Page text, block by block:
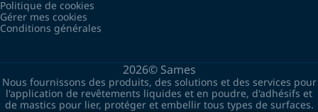
Politique de cookies
Gérer mes cookies
Conditions générales
2026© Sames
Nous fournissons des produits, des solutions et des services pour
l'application de revêtements liquides et en poudre, d'adhésifs et
de mastics pour lier, protéger et embellir tous types de surfaces.